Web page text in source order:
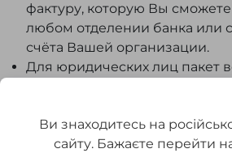
фактуру, которую Вы сможете
любом отделении банка или
счёта Вашей организации.
Для юридических лиц пакет
Оплата частями и рассрочка
Ви знаходитесь на
сайту. Бажаєте перейти